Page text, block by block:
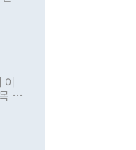
공
유
수